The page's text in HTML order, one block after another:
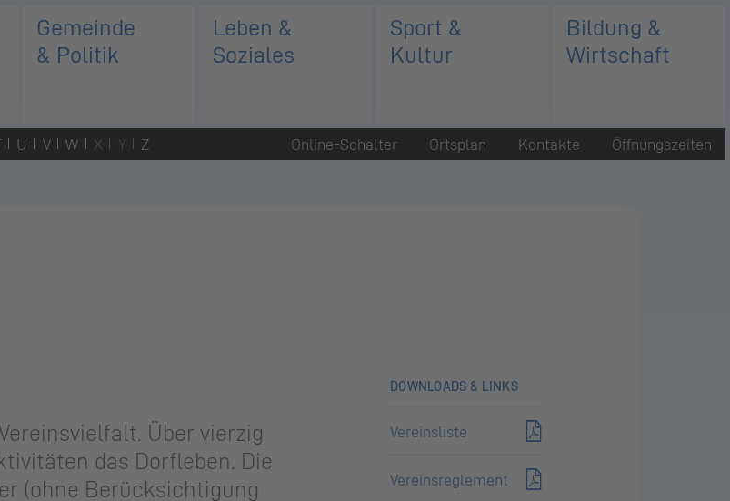
Gemeinde
& Politik
Leben &
Soziales
Sport &
Kultur
Bildung &
Wirtschaft
U V W X Y Z Online-Schalter Ortsplan Kontakte Öffnungszeiten
Über vierzig
das Dorf­le­ben. Die
(ohne Be­rück­sich­ti­gung
DOWNLOADS & LINKS
Vereinsliste
Vereinsreglement